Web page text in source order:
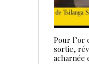
Pour l’or
sortie,
acharnée